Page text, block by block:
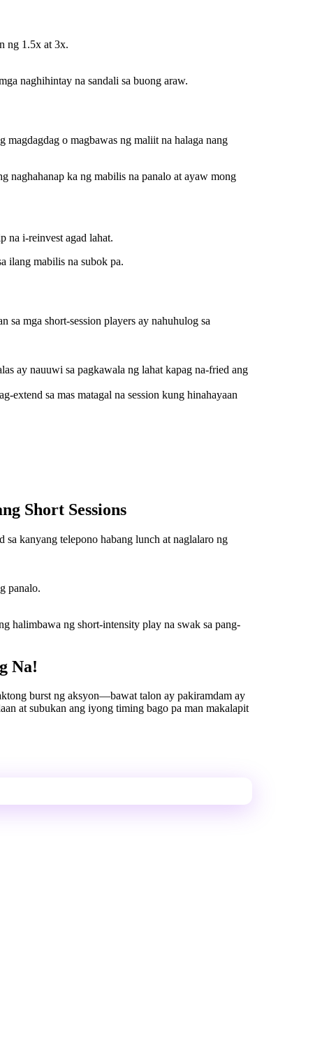
ng 1.5x at 3x.
naghihintay na sandali sa buong araw.
o magbawas ng maliit na halaga nang
ka ng mabilis na panalo at ayaw mong
na i-reinvest agad lahat.
ilang mabilis na subok pa.
mga short‑session players ay nahuhulog sa
ay nauuwi sa pagkawala ng lahat kapag na-fried ang
sa mas matagal na session kung hinahayaan
Short Sessions
sa kanyang telepono habang lunch at naglalaro ng
panalo.
halimbawa ng short‑intensity play na swak sa pang-
Na!
burst ng aksyon—bawat talon ay pakiramdam ay
at subukan ang iyong timing bago pa man makalapit